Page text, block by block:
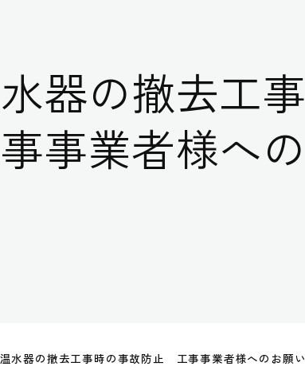
器の撤去工事
事業者様への
水器の撤去工事時の事故防止 工事事業者様へのお願い